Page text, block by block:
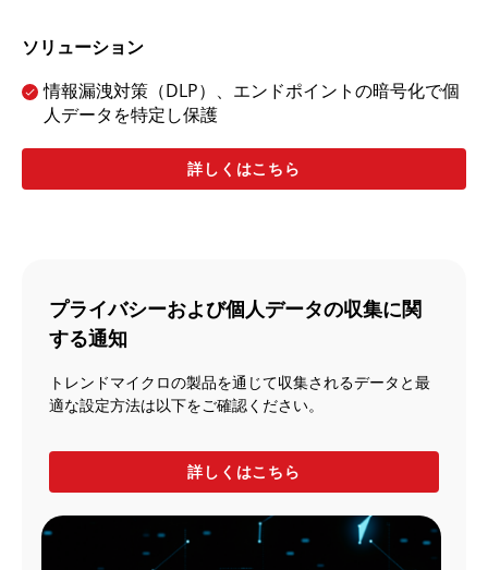
ソリューション
情報漏洩対策（DLP）、エンドポイントの暗号化で個
人データを特定し保護​
詳しくはこちら
プライバシーおよび個人データの収集に関
する通知
トレンドマイクロの製品を通じて収集されるデータと最
適な設定方法は以下をご確認ください。
詳しくはこちら